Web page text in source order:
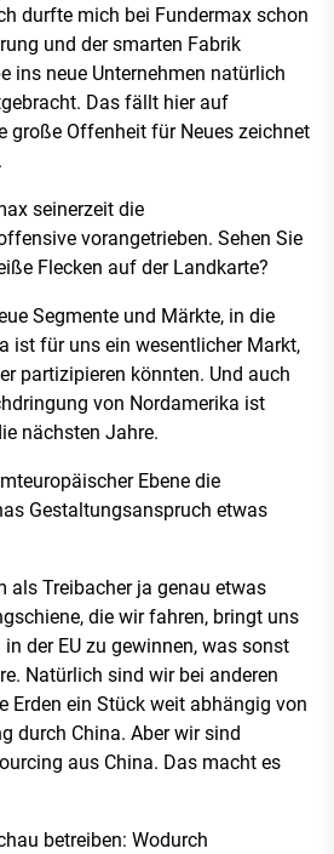
durfte mich bei Fundermax schon
und der smarten Fabrik
ins neue Unternehmen natürlich
Das fällt hier auf
große Offenheit für Neues zeichnet
seinerzeit die
vorangetrieben. Sehen Sie
Flecken auf der Landkarte?
Segmente und Märkte, in die
ist für uns ein wesentlicher Markt,
partizipieren könnten. Und auch
von Nordamerika ist
nächsten Jahre.
Ebene die
Gestaltungsanspruch etwas
als Treibacher ja genau etwas
die wir fahren, bringt uns
der EU zu gewinnen, was sonst
Natürlich sind wir bei anderen
Erden ein Stück weit abhängig von
durch China. Aber wir sind
aus China. Das macht es
betreiben: Wodurch